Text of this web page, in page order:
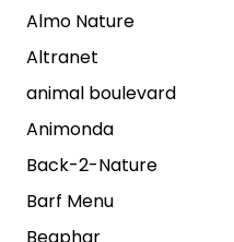
Almo Nature
Altranet
animal boulevard
Animonda
Back-2-Nature
Barf Menu